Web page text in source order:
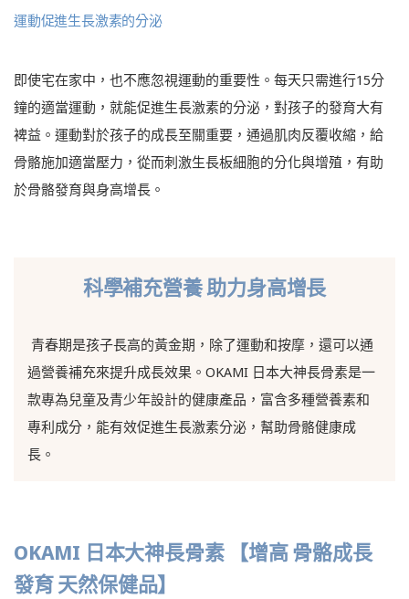
運動促進生長激素的分泌
即使宅在家中，也不應忽視運動的重要性。每天只需進行15分
鐘的適當運動，就能促進生長激素的分泌，對孩子的發育大有
裨益。運動對於孩子的成長至關重要，通過肌肉反覆收縮，給
骨骼施加適當壓力，從而刺激生長板細胞的分化與增殖，有助
於骨骼發育與身高增長。
科學補充營養 助力身高增長
青春期是孩子長高的黃金期，除了運動和按摩，還可以通
過營養補充來提升成長效果。OKAMI 日本大神長骨素是一
款專為兒童及青少年設計的健康產品，富含多種營養素和
專利成分，能有效促進生長激素分泌，幫助骨骼健康成
長。
OKAMI 日本大神長骨素 【增高 骨骼成長
發育 天然保健品】